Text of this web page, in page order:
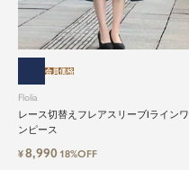
Flolia
レース切替えフレアスリーブIラインワ
ンピース
会員価格
¥8,990 18%OFF